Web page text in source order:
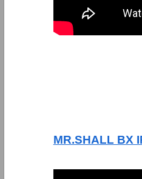
MR.SHALL BX